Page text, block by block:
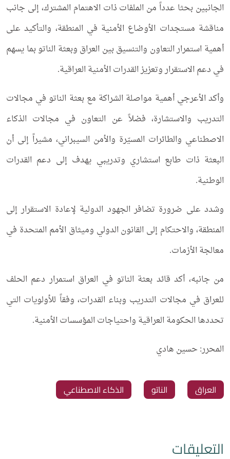
الجانبين بحثا عدداً من الملفات ذات الاهتمام المشترك، إلى جانب
مناقشة مستجدات الأوضاع الأمنية في المنطقة، والتأكيد على
أهمية استمرار التعاون والتنسيق بين العراق وبعثة الناتو بما يسهم
في دعم الاستقرار وتعزيز القدرات الأمنية العراقية.
وأكد الأعرجي أهمية مواصلة الشراكة مع بعثة الناتو في مجالات
التدريب والاستشارة، فضلاً عن التعاون في مجالات الذكاء
الاصطناعي والطائرات المسيّرة والأمن السيبراني، مشيراً إلى أن
البعثة ذات طابع استشاري وتدريبي يهدف إلى دعم القدرات
الوطنية.
وشدد على ضرورة تضافر الجهود الدولية لإعادة الاستقرار إلى
المنطقة، والاحتكام إلى القانون الدولي وميثاق الأمم المتحدة في
معالجة الأزمات.
من جانبه، أكد قائد بعثة الناتو في العراق استمرار دعم الحلف
للعراق في مجالات التدريب وبناء القدرات، وفقاً للأولويات التي
تحددها الحكومة العراقية واحتياجات المؤسسات الأمنية.
المحرر: حسين هادي
العراق الناتو الذكاء الاصطناعي
التعليقات